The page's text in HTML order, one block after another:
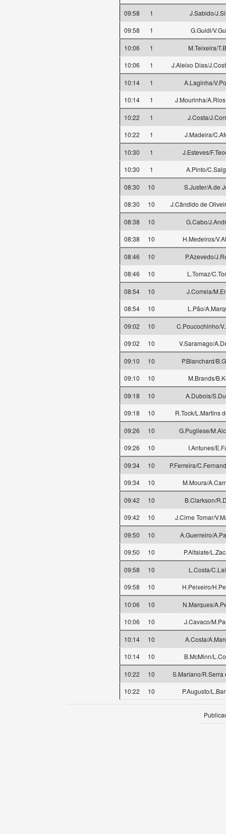
09:58 1
J.Sabido/
09:58
1 G.Guidi/
10:06 1
M.Teixeira/
10:06
1 J.Aleixo Dias/
10:14 1
A.Laginha/
10:14
1 J.Mourinha/
10:22 1
J.Costa/
10:22
1 J.Madeira/
10:30 1
J.Esteves/
10:30
1 A.Pinto/
08:30 10
S.Juster/A.de
08:30
10 J.Cândido de
08:38 10
G.Cabo/
08:38
10 H.Medeiros/
08:46 10
P.Azevedo/
08:46
10 L.Tomaz/
08:54 10
J.Correia/
08:54
10 L.Pão/
09:02 10
C.Poucochinho/
09:02
10 V.Saramago/
09:10 10
P.Blanchard/
09:10
10 M.Brands/
09:18 10
A.Dubois/
09:18
10 R.Tock/L.Martins
09:26 10
G.Pugliese/
09:26
10 I.Antunes/
09:34 10
P.Ferreira/
09:34
10 M.Moura/
09:42 10
B.Clarkson/
09:42
10 J.Cirne Tomar/
09:50 10
A.Guerreiro/
09:50
10 P.Alfaiate/
09:58 10
L.Costa/
09:58
10 H.Peixeiro/
10:06 10
N.Marques/
10:06
10 J.Cavaco/
10:14 10
A.Costa/
10:14
10 B.McMinn/
10:22 10
S.Mariano/R.Serra
10:22
10 P.Augusto/